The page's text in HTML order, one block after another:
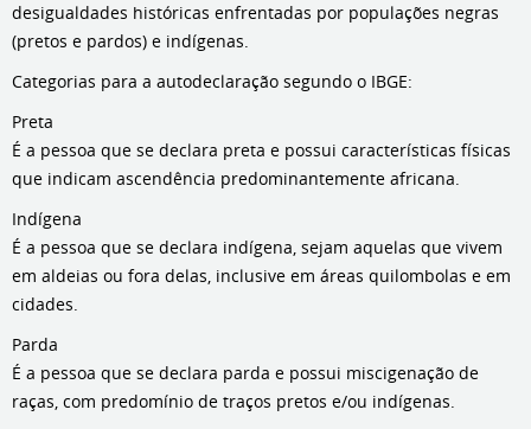
desigualdades históricas enfrentadas por populações negras
(pretos e pardos) e indígenas.
Categorias para a autodeclaração segundo o IBGE:
Preta
É a pessoa que se declara preta e possui características físicas
que indicam ascendência predominantemente africana.
Indígena
É a pessoa que se declara indígena, sejam aquelas que vivem
em aldeias ou fora delas, inclusive em áreas quilombolas e em
cidades.
Parda
É a pessoa que se declara parda e possui miscigenação de
raças, com predomínio de traços pretos e/ou indígenas.